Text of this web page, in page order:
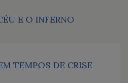
E O INFERNO
TEMPOS DE CRISE